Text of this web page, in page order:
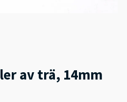
av trä, 14mm